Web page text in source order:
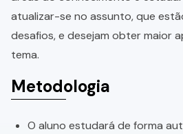
atualizar-se no assunto, que
desafios, e desejam obter maior
tema.
Metodologia
O aluno estudará de forma